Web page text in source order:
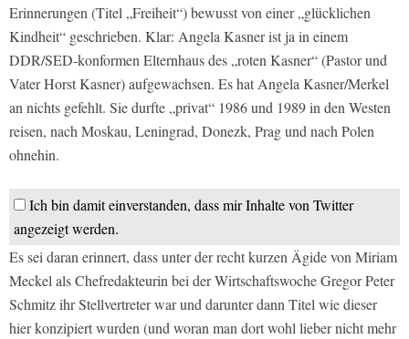
Erinnerungen (Titel „Freiheit“) bewusst von einer „glücklichen
Kindheit“ geschrieben. Klar: Angela Kasner ist ja in einem
DDR/SED-konformen Elternhaus des „roten Kasner“ (Pastor und
Vater Horst Kasner) aufgewachsen. Es hat Angela Kasner/Merkel
an nichts gefehlt. Sie durfte „privat“ 1986 und 1989 in den Westen
reisen, nach Moskau, Leningrad, Donezk, Prag und nach Polen
ohnehin.
Ich bin damit einverstanden, dass mir Inhalte von Twitter
angezeigt werden.
Es sei daran erinnert, dass unter der recht kurzen Ägide von Miriam
Meckel als Chefredakteurin bei der Wirtschaftswoche Gregor Peter
Schmitz ihr Stellvertreter war und darunter dann Titel wie dieser
hier konzipiert wurden (und woran man dort wohl lieber nicht mehr